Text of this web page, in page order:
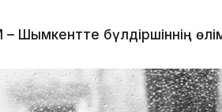
Шымкентте бүлдіршіннің